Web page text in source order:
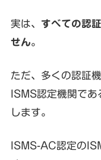
実は、 すべての認
せん。
ただ、多くの認証
ISMS認定機関で
します。
ISMS-AC認定の